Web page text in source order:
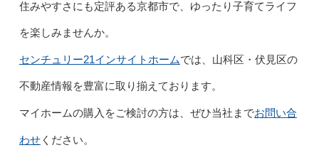
住みやすさにも定評ある京都市で、ゆったり子育てライフ
を楽しみませんか。
センチュリー21インサイトホームでは、山科区・伏見区の
不動産情報を豊富に取り揃えております。
マイホームの購入をご検討の方は、ぜひ当社までお問い合
わせください。